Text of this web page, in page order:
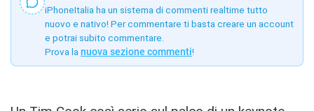
iPhoneItalia ha un sistema di commenti realtime tutto
nuovo e nativo! Per commentare ti basta creare un account
e potrai subito commentare.
Prova la nuova sezione commenti!